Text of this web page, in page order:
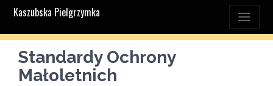
Kaszubska Pielgrzymka
Standardy Ochrony
Małoletnich